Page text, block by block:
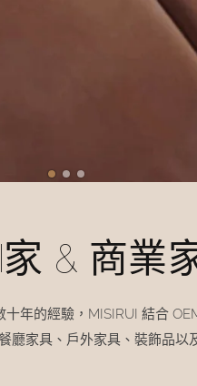
家 & 商業
十年的經驗，MISIRUI 結合
廳家具、戶外家具、裝飾品以